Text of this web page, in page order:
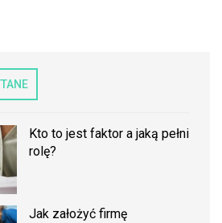
Kto to jest faktor a jaką pełni
rolę?
Jak założyć firmę